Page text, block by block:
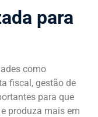
para
como
fiscal, gestão de
para que
produza mais em